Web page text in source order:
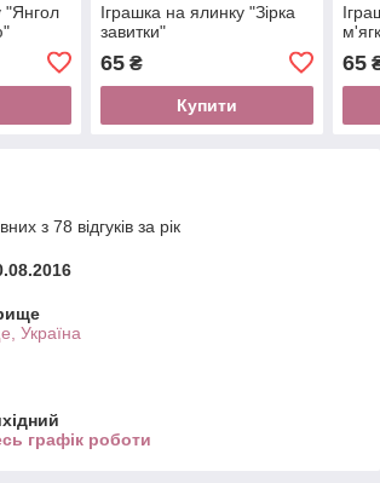
"Янгол
Іграшка на ялинку "Зірка
завитки"
65₴
Купити
65
з 78 відгуків за рік
Україна
графік роботи